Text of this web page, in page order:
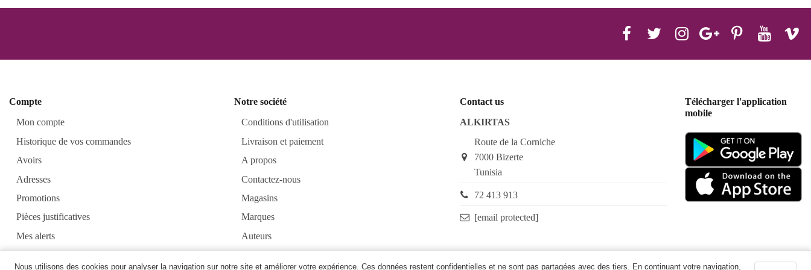
Nous utilisons des cookies pour analyser la navigation sur notre site et améliorer votre expérience. Ces données restent confidentielles et ne sont pas partagées avec des tiers. En continuant votre navigation,
Compte
Mon compte
Historique de vos commandes
Avoirs
Adresses
Promotions
Pièces justificatives
Mes alerts
Notre société
Conditions d'utilisation
Livraison et paiement
A propos
Contactez-nous
Magasins
Marques
Auteurs
Contact us
ALKIRTAS
Route de la Corniche
7000 Bizerte
Tunisia
72 413 913
[email protected]
Télécharger l'application
mobile